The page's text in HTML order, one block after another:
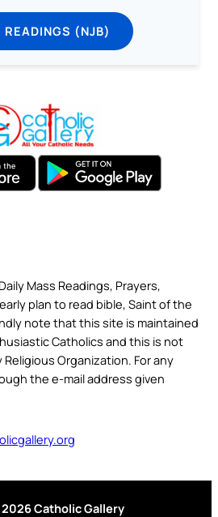
READINGS (NJB)
Mass Readings, Prayers,
plan to read bible, Saint of the
note that this site is maintained
Catholics and this is not
Organization. For any
the e-mail address given
Catholic Gallery